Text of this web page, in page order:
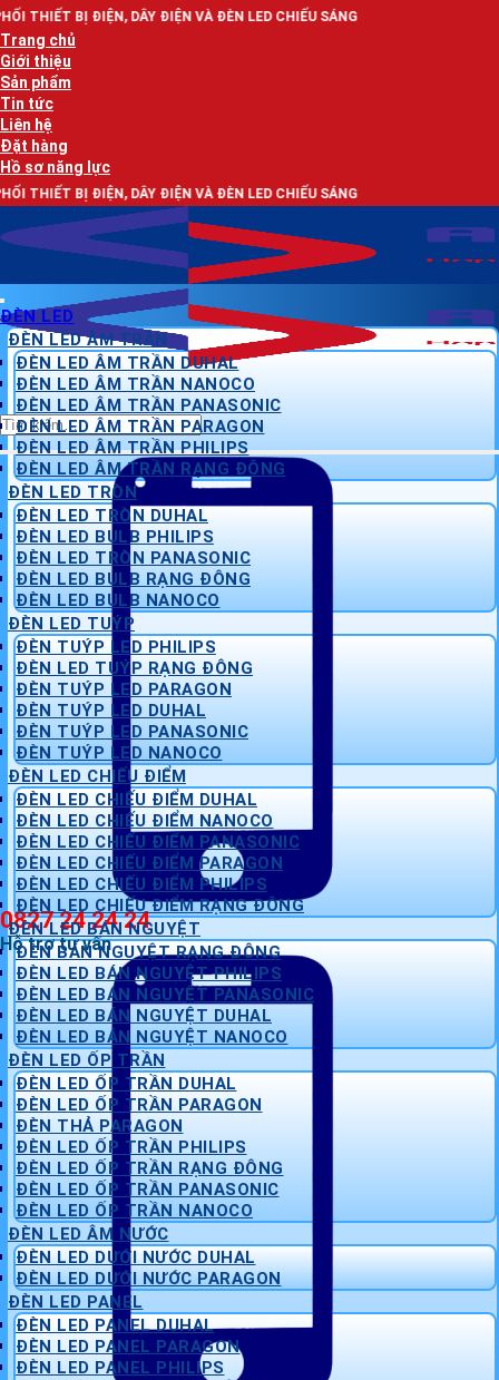
Bỏ
qua
nội
dung
DÂY ĐIỆN VÀ ĐÈN LED CHIẾU SÁNG
Trang chủ
Giới thiệu
Sản phẩm
Tin tức
Liên hệ
Đặt hàng
Hồ sơ năng lực
DÂY ĐIỆN VÀ ĐÈN LED CHIẾU SÁNG
Tìm
kiếm:
0827 24 24 24
Hỗ trợ tư vấn
ĐÈN LED
ĐÈN LED ÂM TRẦN
ĐÈN LED ÂM TRẦN DUHAL
ĐÈN LED ÂM TRẦN NANOCO
ĐÈN LED ÂM TRẦN PANASONIC
ĐÈN LED ÂM TRẦN PARAGON
ĐÈN LED ÂM TRẦN PHILIPS
ĐÈN LED ÂM TRẦN RẠNG ĐÔNG
ĐÈN LED TRÒN
ĐÈN LED TRÒN DUHAL
ĐÈN LED BULB PHILIPS
ĐÈN LED TRÒN PANASONIC
ĐÈN LED BULB RẠNG ĐÔNG
ĐÈN LED BULB NANOCO
ĐÈN LED TUÝP
ĐÈN TUÝP LED PHILIPS
ĐÈN LED TUÝP RẠNG ĐÔNG
ĐÈN TUÝP LED PARAGON
ĐÈN TUÝP LED DUHAL
ĐÈN TUÝP LED PANASONIC
ĐÈN TUÝP LED NANOCO
ĐÈN LED CHIẾU ĐIỂM
ĐÈN LED CHIẾU ĐIỂM DUHAL
ĐÈN LED CHIẾU ĐIỂM NANOCO
ĐÈN LED CHIẾU ĐIỂM PANASONIC
ĐÈN LED CHIẾU ĐIỂM PARAGON
ĐÈN LED CHIẾU ĐIỂM PHILIPS
ĐÈN LED CHIẾU ĐIỂM RẠNG ĐÔNG
ĐÈN LED BÁN NGUYỆT
ĐÈN BÁN NGUYỆT RẠNG ĐÔNG
ĐÈN LED BÁN NGUYỆT PHILIPS
ĐÈN LED BÁN NGUYỆT PANASONIC
ĐÈN LED BÁN NGUYỆT DUHAL
ĐÈN LED BÁN NGUYỆT NANOCO
ĐÈN LED ỐP TRẦN
ĐÈN LED ỐP TRẦN DUHAL
ĐÈN LED ỐP TRẦN PARAGON
ĐÈN THẢ PARAGON
ĐÈN LED ỐP TRẦN PHILIPS
ĐÈN LED ỐP TRẦN RẠNG ĐÔNG
ĐÈN LED ỐP TRẦN PANASONIC
ĐÈN LED ỐP TRẦN NANOCO
ĐÈN LED ÂM NƯỚC
ĐÈN LED DƯỚI NƯỚC DUHAL
ĐÈN LED DƯỚI NƯỚC PARAGON
ĐÈN LED PANEL
ĐÈN LED PANEL DUHAL
ĐÈN LED PANEL PARAGON
ĐÈN LED PANEL PHILIPS